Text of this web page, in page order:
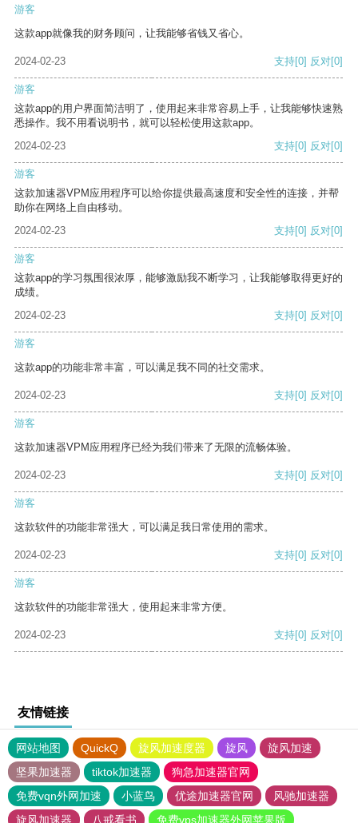
游客
这款app就像我的财务顾问，让我能够省钱又省心。
2024-02-23 支持[0] 反对[0]
游客
这款app的用户界面简洁明了，使用起来非常容易上手，让我能够快速熟
悉操作。我不用看说明书，就可以轻松使用这款app。
2024-02-23
支持[0] 反对[0]
游客
这款加速器VPM应用程序可以给你提供最高速度和安全性的连接，并帮
助你在网络上自由移动。
2024-02-23
支持[0] 反对[0]
游客
这款app的学习氛围很浓厚，能够激励我不断学习，让我能够取得更好的
成绩。
2024-02-23
支持[0] 反对[0]
游客
这款app的功能非常丰富，可以满足我不同的社交需求。
2024-02-23 支持[0] 反对[0]
游客
这款加速器VPM应用程序已经为我们带来了无限的流畅体验。
2024-02-23 支持[0] 反对[0]
游客
这款软件的功能非常强大，可以满足我日常使用的需求。
2024-02-23 支持[0] 反对[0]
游客
这款软件的功能非常强大，使用起来非常方便。
2024-02-23 支持[0] 反对[0]
友情链接
网站地图 QuickQ 旋风加速度器 旋风
旋风加速
坚果加速器
tiktok加速器
狗急加速器官网
免费vqn外网加速
小蓝鸟 优途加速器官网
风驰加速器
旋风加速器
八戒看书 免费vps加速器外网苹果版